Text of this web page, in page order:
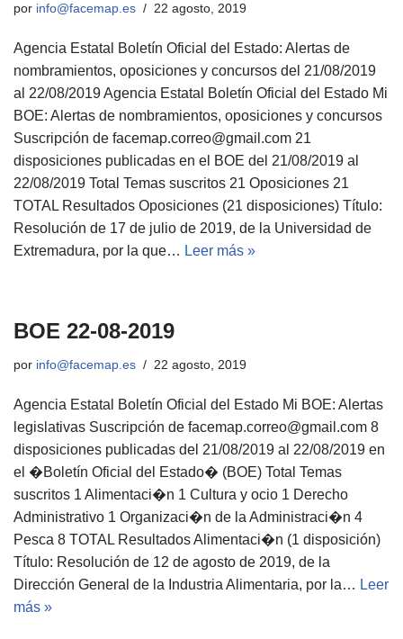
por info@facemap.es 22 agosto, 2019
Agencia Estatal Boletín Oficial del Estado: Alertas de
nombramientos, oposiciones y concursos del 21/08/2019
al 22/08/2019 Agencia Estatal Boletín Oficial del Estado Mi
BOE: Alertas de nombramientos, oposiciones y concursos
Suscripción de facemap.correo@gmail.com 21
disposiciones publicadas en el BOE del 21/08/2019 al
22/08/2019 Total Temas suscritos 21 Oposiciones 21
TOTAL Resultados Oposiciones (21 disposiciones) Título:
Resolución de 17 de julio de 2019, de la Universidad de
Extremadura, por la que… Leer más »
BOE 22-08-2019
por info@facemap.es 22 agosto, 2019
Agencia Estatal Boletín Oficial del Estado Mi BOE: Alertas
legislativas Suscripción de facemap.correo@gmail.com 8
disposiciones publicadas del 21/08/2019 al 22/08/2019 en
el �Boletín Oficial del Estado� (BOE) Total Temas
suscritos 1 Alimentaci�n 1 Cultura y ocio 1 Derecho
Administrativo 1 Organizaci�n de la Administraci�n 4
Pesca 8 TOTAL Resultados Alimentaci�n (1 disposición)
Título: Resolución de 12 de agosto de 2019, de la
Dirección General de la Industria Alimentaria, por la… Leer
más »